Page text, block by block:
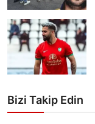
Bizi Takip Edin